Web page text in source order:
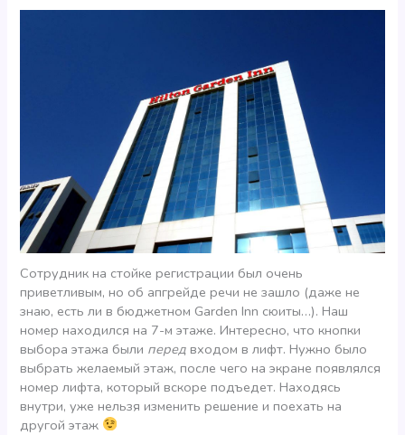
Сотрудник на стойке регистрации был очень
приветливым, но об апгрейде речи не зашло (даже не
знаю, есть ли в бюджетном Garden Inn сюиты…). Наш
номер находился на 7-м этаже. Интересно, что кнопки
выбора этажа были перед входом в лифт. Нужно было
выбрать желаемый этаж, после чего на экране появлялся
номер лифта, который вскоре подъедет. Находясь
внутри, уже нельзя изменить решение и поехать на
другой этаж